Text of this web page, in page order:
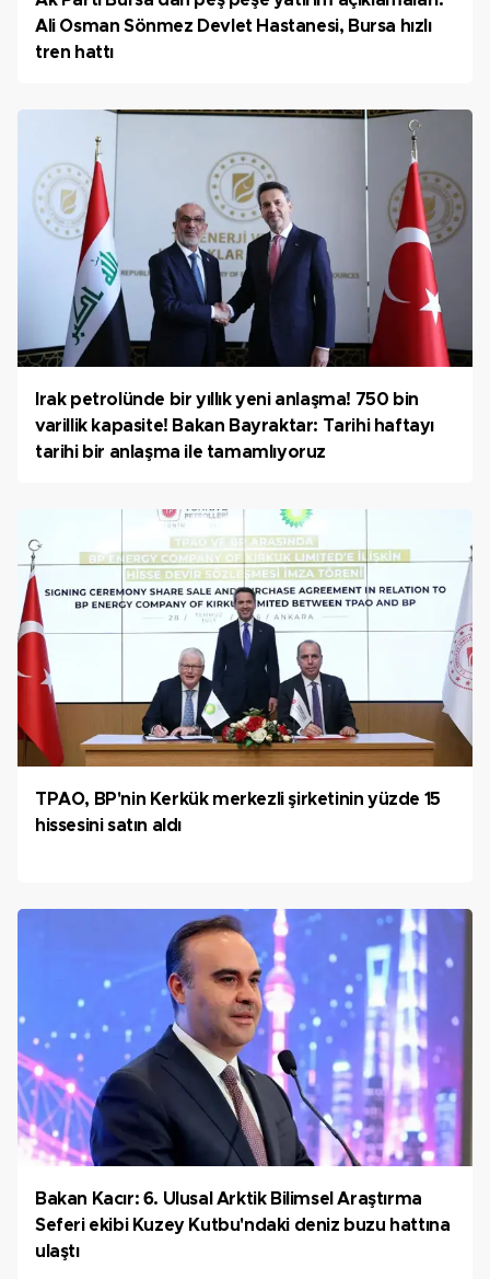
Ali Osman Sönmez Devlet Hastanesi, Bursa hızlı
tren hattı
Irak petrolünde bir yıllık yeni anlaşma! 750 bin
varillik kapasite! Bakan Bayraktar: Tarihi haftayı
tarihi bir anlaşma ile tamamlıyoruz
TPAO, BP'nin Kerkük merkezli şirketinin yüzde 15
hissesini satın aldı
Bakan Kacır: 6. Ulusal Arktik Bilimsel Araştırma
Seferi ekibi Kuzey Kutbu'ndaki deniz buzu hattına
ulaştı